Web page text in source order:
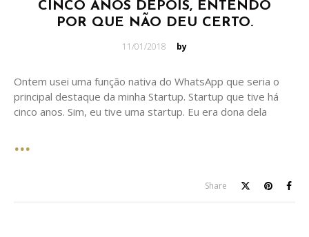
CINCO ANOS DEPOIS, ENTENDO
POR QUE NÃO DEU CERTO.
Posted
11/01/2018 by
Ontem usei uma função nativa do WhatsApp que seria o
principal destaque da minha Startup. Startup que tive há
cinco anos. Sim, eu tive uma startup. Eu era dona dela
Share